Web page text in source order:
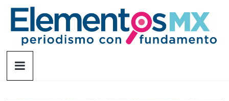
Saltar
contenido
Elementosmx